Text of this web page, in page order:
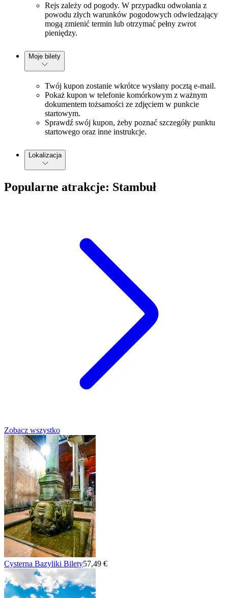
Rejs zależy od pogody. W przypadku odwołania z
powodu złych warunków pogodowych odwiedzający
mogą zmienić termin lub otrzymać pełny zwrot
pieniędzy.
Moje bilety
Twój kupon zostanie wkrótce wysłany pocztą e-mail.
Pokaż kupon w telefonie komórkowym z ważnym
dokumentem tożsamości ze zdjęciem w punkcie
startowym.
Sprawdź swój kupon, żeby poznać szczegóły punktu
startowego oraz inne instrukcje.
Lokalizacja
Popularne atrakcje: Stambuł
Zobacz wszystko
Cysterna Bazyliki Bilety57,49 €